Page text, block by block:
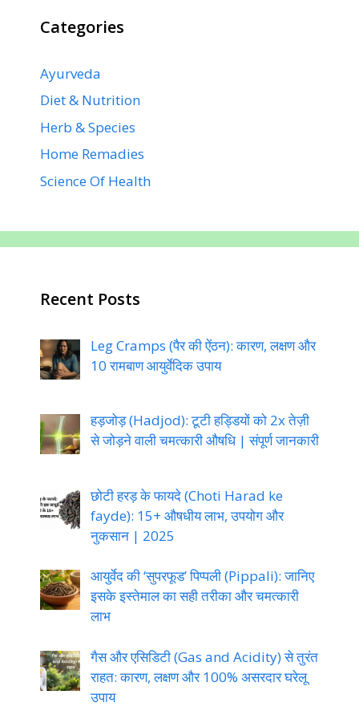
Categories
Ayurveda
Diet & Nutrition
Herb & Species
Home Remadies
Science Of Health
Recent Posts
Leg Cramps (पैर की ऐंठन): कारण, लक्षण और
10 रामबाण आयुर्वेदिक उपाय
हड़जोड़ (Hadjod): टूटी हड्डियों को 2x तेज़ी
से जोड़ने वाली चमत्कारी औषधि | संपूर्ण जानकारी
छोटी हरड़ के फायदे (Choti Harad ke
fayde): 15+ औषधीय लाभ, उपयोग और
नुकसान | 2025
आयुर्वेद की ‘सुपरफूड’ पिप्पली (Pippali): जानिए
इसके इस्तेमाल का सही तरीका और चमत्कारी
लाभ
गैस और एसिडिटी (Gas and Acidity) से तुरंत
राहत: कारण, लक्षण और 100% असरदार घरेलू
उपाय